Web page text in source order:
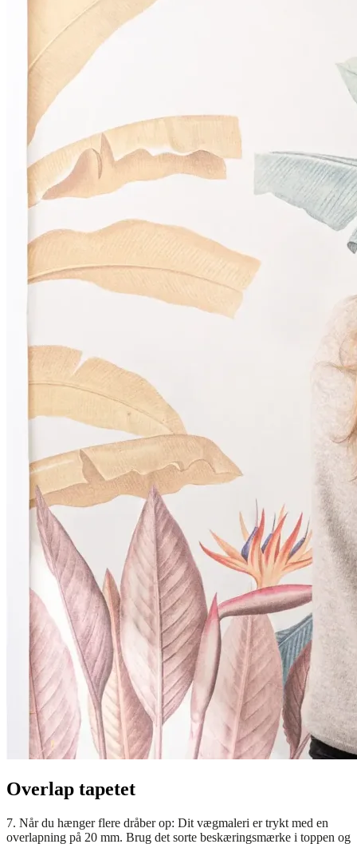
Overlap tapetet
7. Når du hænger flere dråber op: Dit vægmaleri er trykt med en
overlapning på 20 mm. Brug det sorte beskæringsmærke i toppen og